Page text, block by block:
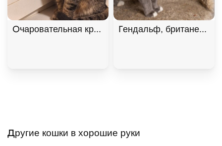
Очаровательная красавица София из МурМяу
Гендальф, британец,
Другие кошки в хорошие руки